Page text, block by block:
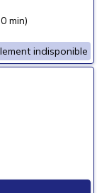
min)
indisponible